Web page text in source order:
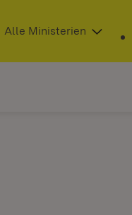
in neuem Fenster)
Alle Ministerien